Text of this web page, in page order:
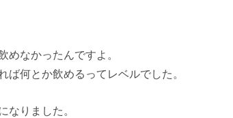
めなかったんですよ。
ば何とか飲めるってレベルでした。
なりました。